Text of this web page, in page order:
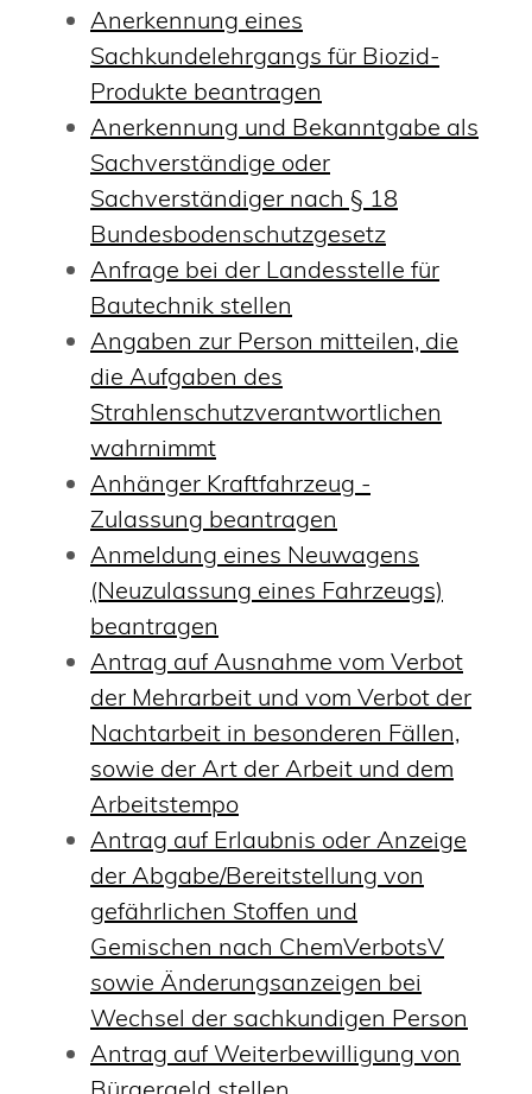
Anerkennung eines
Sachkundelehrgangs für Biozid-
Produkte beantragen
Anerkennung und Bekanntgabe als
Sachverständige oder
Sachverständiger nach § 18
Bundesbodenschutzgesetz
Anfrage bei der Landesstelle für
Bautechnik stellen
Angaben zur Person mitteilen, die
die Aufgaben des
Strahlenschutzverantwortlichen
wahrnimmt
Anhänger Kraftfahrzeug -
Zulassung beantragen
Anmeldung eines Neuwagens
(Neuzulassung eines Fahrzeugs)
beantragen
Antrag auf Ausnahme vom Verbot
der Mehrarbeit und vom Verbot der
Nachtarbeit in besonderen Fällen,
sowie der Art der Arbeit und dem
Arbeitstempo
Antrag auf Erlaubnis oder Anzeige
der Abgabe/Bereitstellung von
gefährlichen Stoffen und
Gemischen nach ChemVerbotsV
sowie Änderungsanzeigen bei
Wechsel der sachkundigen Person
Antrag auf Weiterbewilligung von